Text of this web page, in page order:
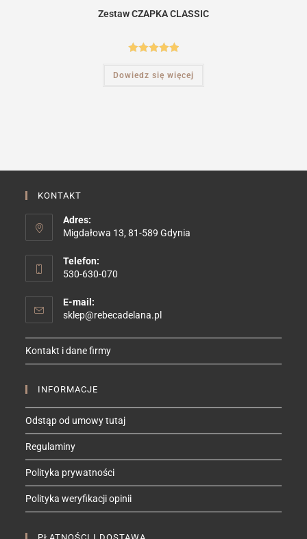
Zestaw CZAPKA CLASSIC
5.00na 5
Dowiedz się więcej
KONTAKT
Adres:
Migdałowa 13, 81-589 Gdynia
Telefon:
530-630-070
E-mail:
sklep@rebecadelana.plOpens
your
Kontakt i dane firmy
INFORMACJE
Odstąp od umowy tutaj
Regulaminy
Polityka prywatności
Polityka weryfikacji opinii